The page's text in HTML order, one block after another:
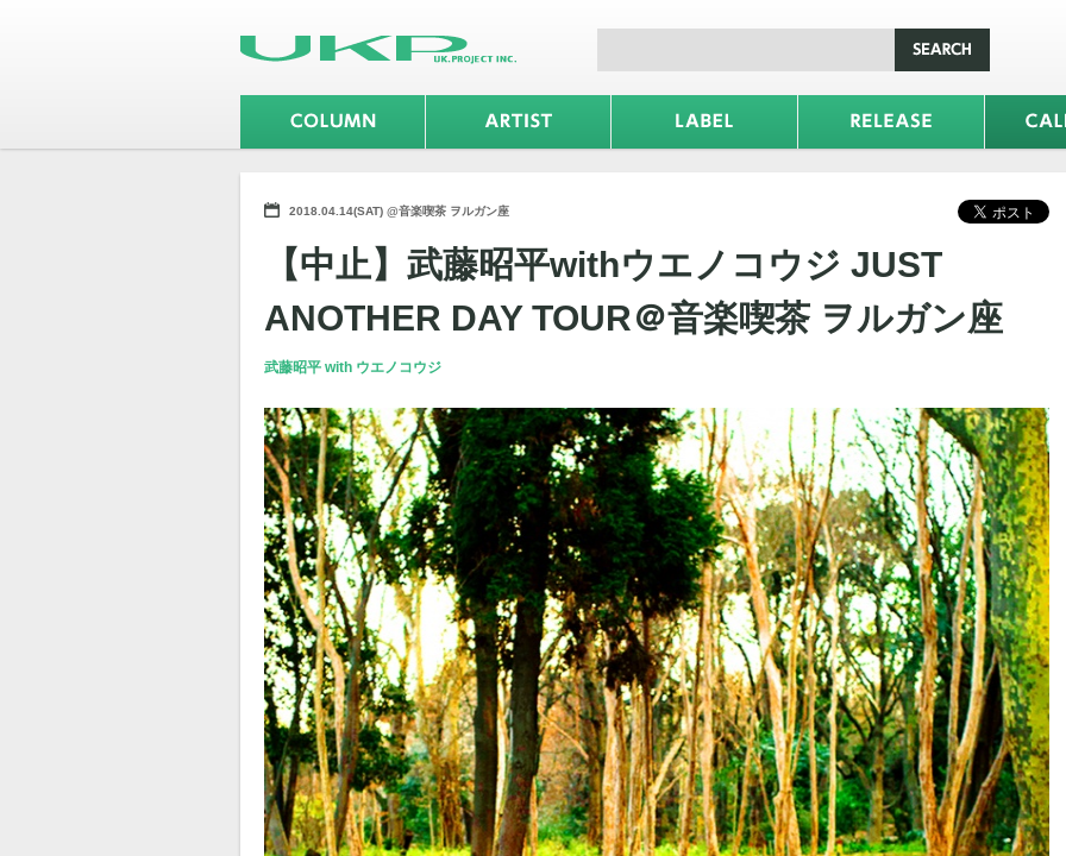
2018.04.14(SAT) @音楽喫茶 ヲルガン座
【中止】武藤昭平withウエノコウジ JUST
ANOTHER DAY TOUR＠音楽喫茶 ヲルガン座
武藤昭平 with ウエノコウジ